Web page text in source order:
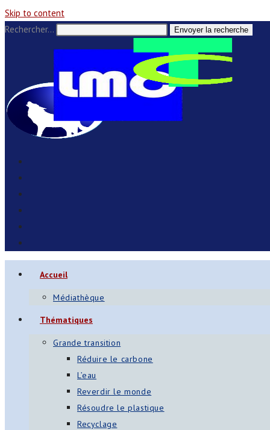
Skip to content
Rechercher…
Envoyer la recherche
Accueil
Médiathèque
Thématiques
Grande transition
Réduire le carbone
L’eau
Reverdir le monde
Résoudre le plastique
Recyclage